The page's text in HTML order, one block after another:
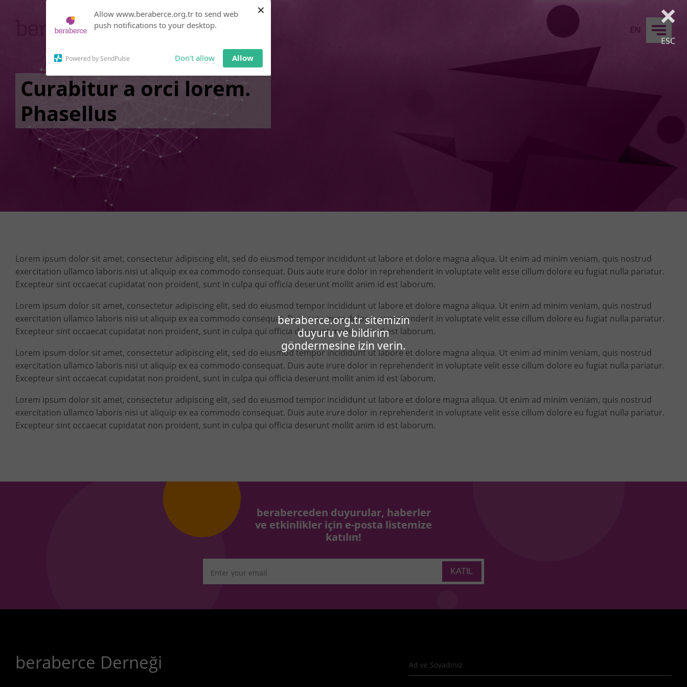
Allow www.beraberce.org.tr to send web
push notifications to your desktop.
Powered by SendPulse Don't allow Allow
× ×
ESC
beraberce.org.tr sitemizin
duyuru ve bildirim
göndermesine izin verin.
notifications!
Click the bell icon to enable
Curabitur a orci lorem.
Phasellus
Lorem ipsum dolor sit amet, consectetur adipiscing elit, sed do eiusmod tempor incididunt ut labore et dolore magna aliqua. Ut enim ad minim veniam, quis nostrud
exercitation ullamco laboris nisi ut aliquip ex ea commodo consequat. Duis aute irure dolor in reprehenderit in voluptate velit esse cillum dolore eu fugiat nulla pariatur.
Excepteur sint occaecat cupidatat non proident, sunt in culpa qui officia deserunt mollit anim id est laborum.
Lorem ipsum dolor sit amet, consectetur adipiscing elit, sed do eiusmod tempor incididunt ut labore et dolore magna aliqua. Ut enim ad minim veniam, quis nostrud
exercitation ullamco laboris nisi ut aliquip ex ea commodo consequat. Duis aute irure dolor in reprehenderit in voluptate velit esse cillum dolore eu fugiat nulla pariatur.
Excepteur sint occaecat cupidatat non proident, sunt in culpa qui officia deserunt mollit anim id est laborum.
Lorem ipsum dolor sit amet, consectetur adipiscing elit, sed do eiusmod tempor incididunt ut labore et dolore magna aliqua. Ut enim ad minim veniam, quis nostrud
exercitation ullamco laboris nisi ut aliquip ex ea commodo consequat. Duis aute irure dolor in reprehenderit in voluptate velit esse cillum dolore eu fugiat nulla pariatur.
Excepteur sint occaecat cupidatat non proident, sunt in culpa qui officia deserunt mollit anim id est laborum.
Lorem ipsum dolor sit amet, consectetur adipiscing elit, sed do eiusmod tempor incididunt ut labore et dolore magna aliqua. Ut enim ad minim veniam, quis nostrud
exercitation ullamco laboris nisi ut aliquip ex ea commodo consequat. Duis aute irure dolor in reprehenderit in voluptate velit esse cillum dolore eu fugiat nulla pariatur.
Excepteur sint occaecat cupidatat non proident, sunt in culpa qui officia deserunt mollit anim id est laborum.
beraberceden duyurular, haberler
ve etkinlikler için e-posta listemize
katılın!
beraberce Derneği